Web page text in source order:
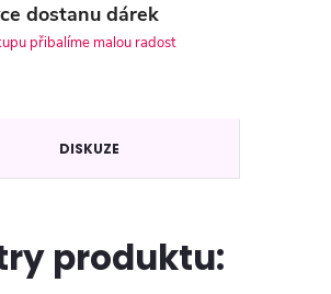
dostanu dárek
přibalíme malou radost
DISKUZE
produktu: